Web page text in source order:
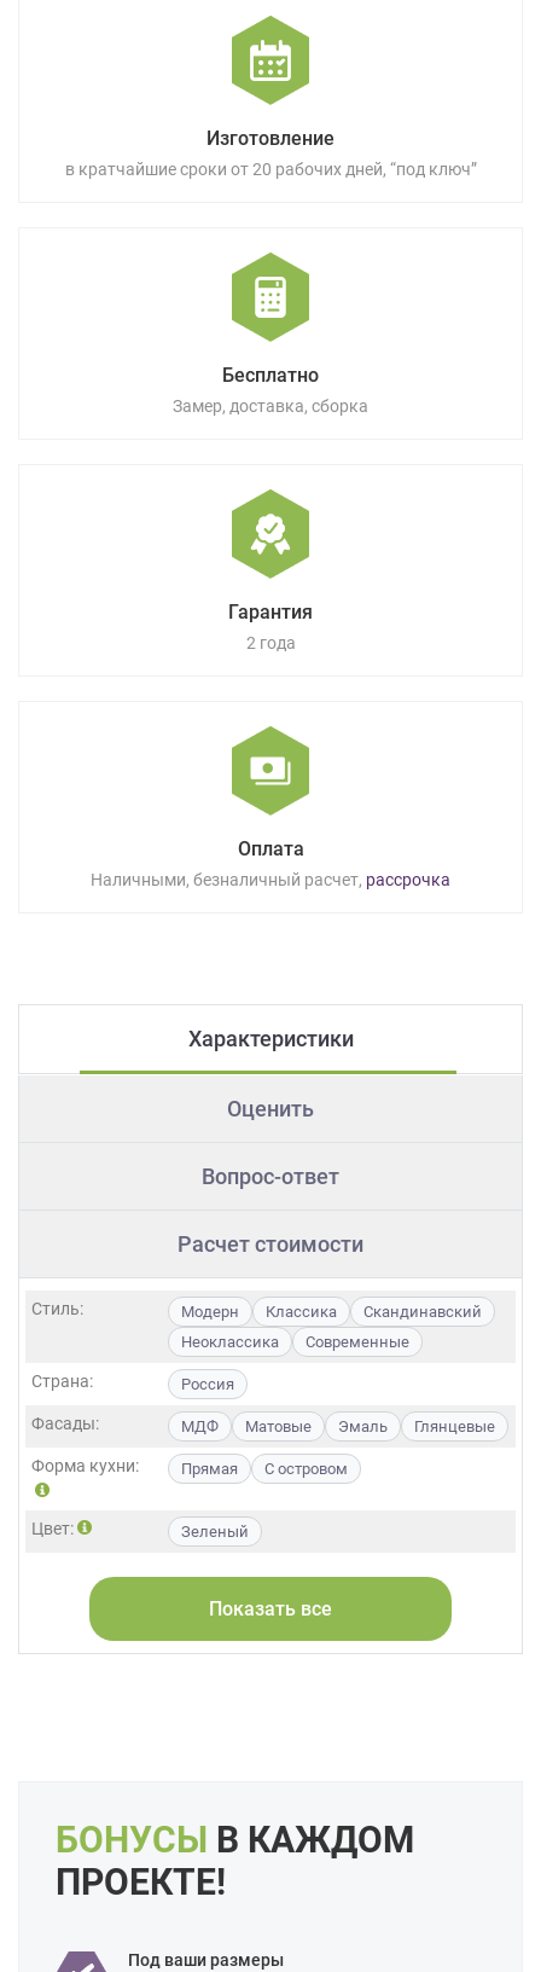
Изготовление
в кратчайшие сроки от 20 рабочих дней, “под ключ”
Бесплатно
Замер, доставка, сборка
Гарантия
2 года
Оплата
Наличными, безналичный расчет, рассрочка
Характеристики
Оценить
Вопрос-ответ
Расчет стоимости
Стиль: Модерн Классика
Скандинавский
Неоклассика
Современные
Страна: Россия
Фасады: МДФ Матовые Эмаль Глянцевые
Форма кухни: Прямая С островом
Цвет: Зеленый
Большие Маленькие Свои размеры
Встроенные
Готовые
Интегрированные ручки
Под потолок
5 кв м 6 кв м 7 кв м
8 кв м
9 кв м
10 кв м 12 кв м 18 кв м
Показать все
БОНУСЫ В КАЖДОМ
ПРОЕКТЕ!
Под ваши размеры